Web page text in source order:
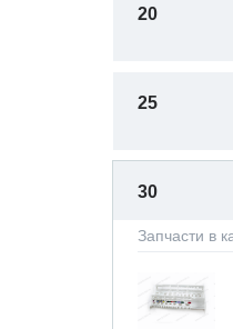
20
25
30
Запчасти в